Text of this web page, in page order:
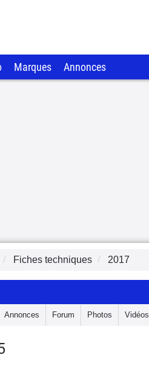
Marques Annonces
Fiches techniques 2017
Annonces Forum Photos Vidéos